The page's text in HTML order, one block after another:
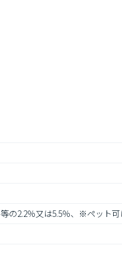
の2.2％又は5.5％、※ペット